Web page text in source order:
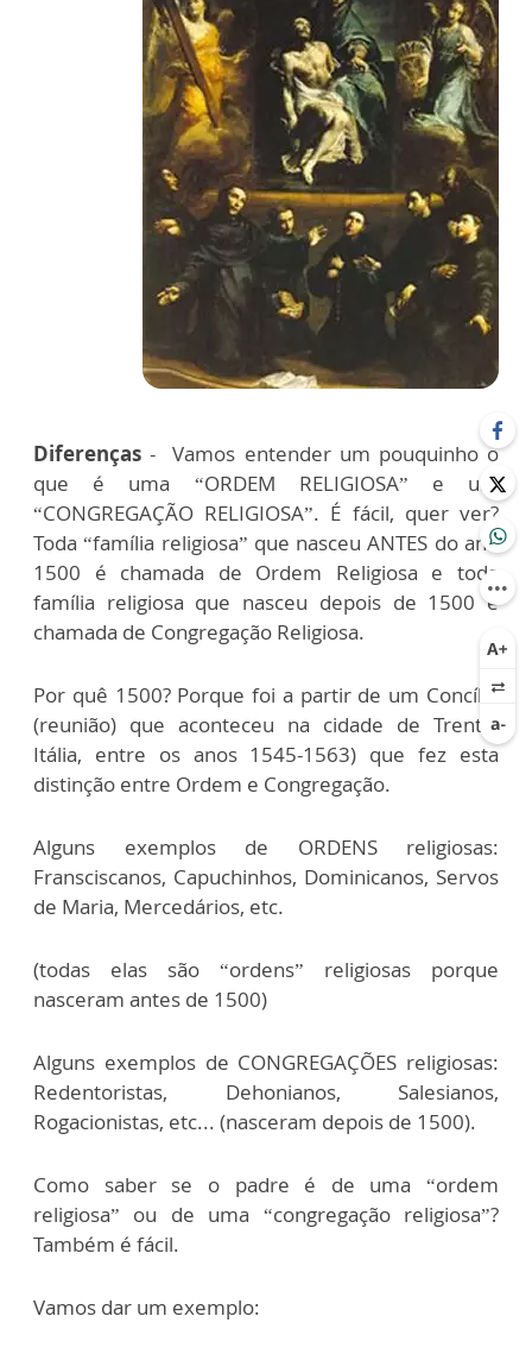
Diferenças - Vamos entender um pouquinho o
que é uma “ORDEM RELIGIOSA” e um
“CONGREGAÇÃO RELIGIOSA”. É fácil, quer ver?
Toda “família religiosa” que nasceu ANTES do ano
1500 é chamada de Ordem Religiosa e toda
família religiosa que nasceu depois de 1500 é
chamada de Congregação Religiosa.
Por quê 1500? Porque foi a partir de um Concílio
(reunião) que aconteceu na cidade de Trento,
Itália, entre os anos 1545-1563) que fez esta
distinção entre Ordem e Congregação.
Alguns exemplos de ORDENS religiosas:
Fransciscanos, Capuchinhos, Dominicanos, Servos
de Maria, Mercedários, etc.
(todas elas são “ordens” religiosas porque
nasceram antes de 1500)
Alguns exemplos de CONGREGAÇÕES religiosas:
Redentoristas, Dehonianos, Salesianos,
Rogacionistas, etc... (nasceram depois de 1500).
Como saber se o padre é de uma “ordem
religiosa” ou de uma “congregação religiosa”?
Também é fácil.
Vamos dar um exemplo: